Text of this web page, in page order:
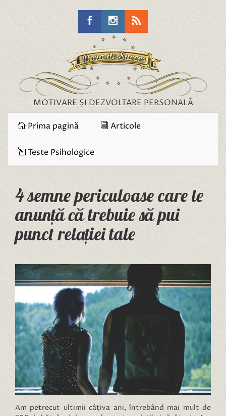
MOTIVARE ȘI DEZVOLTARE PERSONALĂ
Prima pagină Articole
Teste Psihologice
4 semne periculoase care te
anunță că trebuie să pui
punct relației tale
Am petrecut ultimii câțiva ani, întrebând mai mult de